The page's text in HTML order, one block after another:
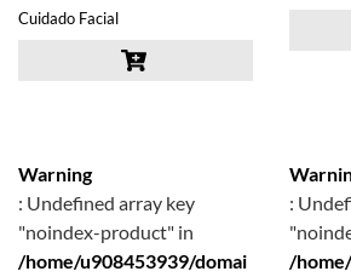
Cuidado Facial
Warning
: Undefined array key
"noindex-product" in
/home/u908453939/domai
:
/